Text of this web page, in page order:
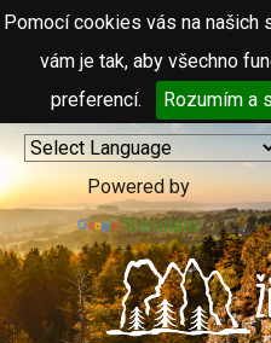
Pomocí cookies vás na našich
vám je tak, aby všechno
preferencí.
Rozumím a
Powered by
Translate